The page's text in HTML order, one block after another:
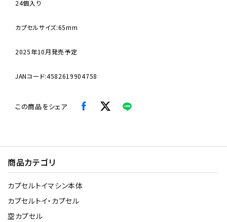
24個入り
カプセルサイズ:65mm
2025年10月発売予定
JANコード:4582619904758
この商品をシェア
商品カテゴリ
カプセルトイマシン本体
カプセルトイ・カプセル
空カプセル